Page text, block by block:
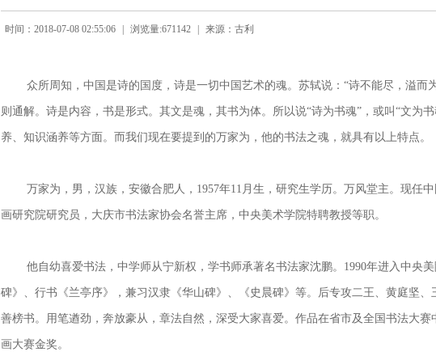
时间：2018-07-08 02:55:06 浏览量:671142 来源：古利
众所周知，中国是诗的国度，诗是一切中国艺术的魂。苏轼说：“诗不能尽，溢而
则通解。诗是内容，书是形式。其文是魂，其书为体。所以说“诗为书魂”，或叫“文为
养、知识涵养等方面。而我们现在要提到的万家为，他的书法之魂，就具有以上特点。
万家为，男，汉族，安徽合肥人， 1957年11 月生，研究生学历。万风堂主。现任
画研究院研究员，大庆市书法家协会名誉主席，中央美术学院特聘教授等职。
他自幼喜爱书法，中学师从宁新权，学书师承著名书法家沈鹏。 1990年进入中央
碑》、行书《兰亭序》，兼习汉隶《华山碑》、《史晨碑》等。后专攻二王、黄庭坚
善榜书。用笔遒劲，奔放豪从，章法自然，深受大家喜爱。作品在省市及全国书法大
画大赛金奖。